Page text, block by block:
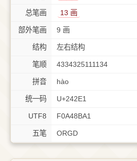
总笔画 13 画
部外笔画 9 画
结构 左右结构
笔顺 4334325111134
拼音 hào
统一码 U+242E1
UTF8 F0A48BA1
五笔 ORGD